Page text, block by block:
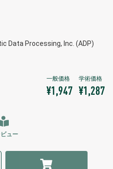
Data Processing, Inc. (ADP)
¥1,947 ¥1,287
ュー